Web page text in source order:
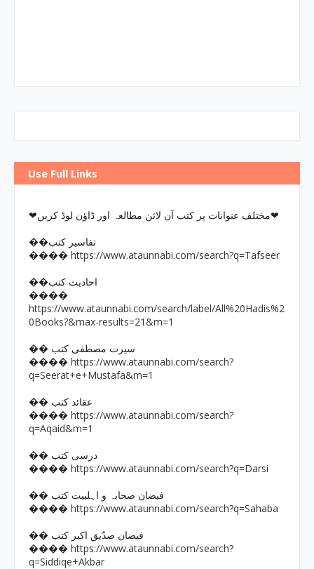
Use Full Links
❤مختلف عنوانات پر کتب آن لائن مطالعہ اور ڈاؤن لوڈ کریں❤
��تفاسیر کتب
���� https://www.ataunnabi.com/search?q=Tafseer
��احادیث کتب
����
https://www.ataunnabi.com/search/label/All%20Hadis%2
0Books?&max-results=21&m=1
�� سیرت مصطفی کتب
���� https://www.ataunnabi.com/search?
q=Seerat+e+Mustafa&m=1
�� عقائد کتب
���� https://www.ataunnabi.com/search?
q=Aqaid&m=1
�� درسی کتب
���� https://www.ataunnabi.com/search?q=Darsi
�� فیضان صحابہ و اہلبیت کتب
���� https://www.ataunnabi.com/search?q=Sahaba
�� فیضان صدّیق اکبر کتب
���� https://www.ataunnabi.com/search?
q=Siddiqe+Akbar